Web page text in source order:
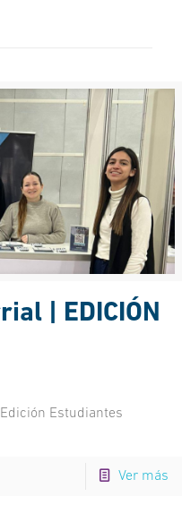
| EDICIÓN
Estudiantes
Ver más